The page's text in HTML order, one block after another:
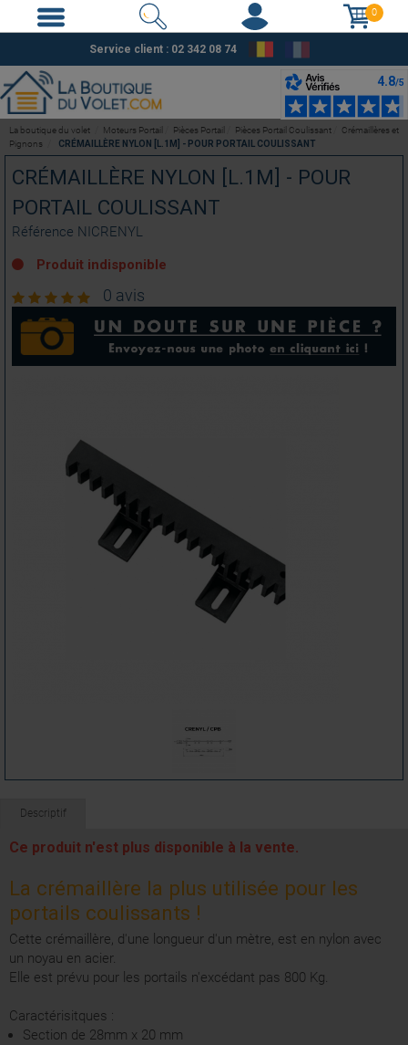
0
Service client : 02 342 08 74
CRÉMAILLÈRE NYLON [L.1M] - POUR
PORTAIL COULISSANT
Référence NICRENYL
Produit indisponible
0 avis
Descriptif
Ce produit n'est plus disponible à la vente.
La crémaillère la plus utilisée pour les
portails coulissants !
Cette crémaillère, d'une longueur d'un mètre, est en nylon avec
un noyau en acier.
Elle est prévu pour les portails n'excédant pas 800 Kg.
Caractérisitques :
Section de 28mm x 20 mm
La boutique du volet Moteurs Portail Pièces Portail Pièces Portail Coulissant
Crémaillères et
Pignons
CRÉMAILLÈRE NYLON [L.1M] - POUR PORTAIL COULISSANT